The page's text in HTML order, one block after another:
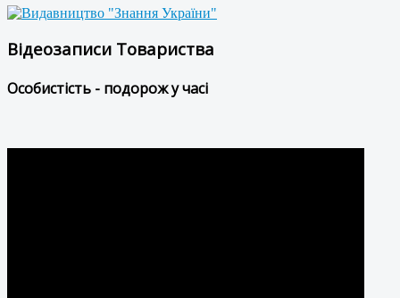
Відеозаписи Товариства
Особистість - подорож у часі